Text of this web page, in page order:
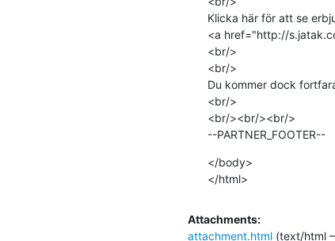
Klicka här för att se
<a href="http://
<br/>
<br/>
Du kommer dock
<br/>
<br/><br/><br/>
--PARTNER_FOOTER--
</body>
</html>
Attachments:
attachment.html(text/html